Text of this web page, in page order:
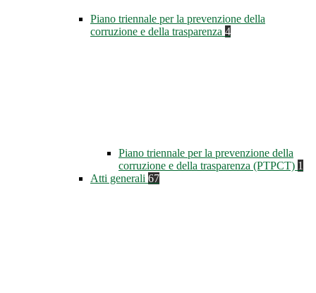
Piano triennale per la prevenzione della
corruzione e della trasparenza 4
Piano triennale per la prevenzione della
corruzione e della trasparenza (PTPCT) 1
Atti generali 67